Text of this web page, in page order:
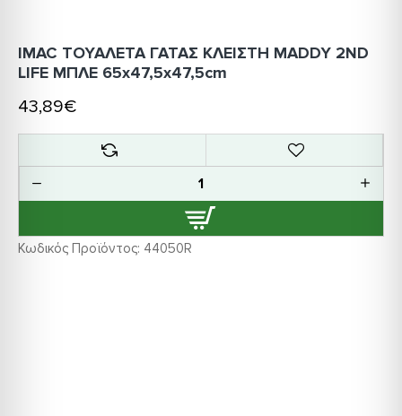
Κωδικός Προϊόντος: 44050R
IMAC ΤΟΥΑΛΕΤΑ ΓΑΤΑΣ ΚΛΕΙΣΤΗ MADDY 2ND
LIFE ΜΠΛΕ 65x47,5x47,5cm
43,89€